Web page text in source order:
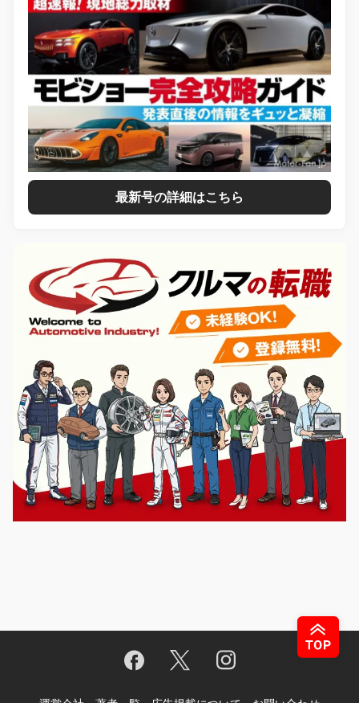
最新号の詳細はこちら